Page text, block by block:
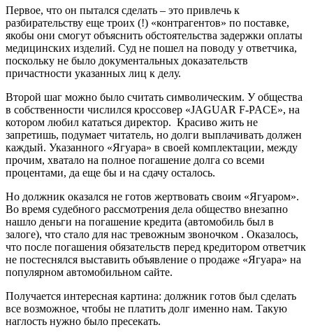
Первое, что он пытался сделать – это привлечь к
разбирательству еще троих (!) «контрагентов» по поставке,
якобы они смогут объяснить обстоятельства задержки оплаты
медицинских изделий. Суд не пошел на поводу у ответчика,
поскольку не было документальных доказательств
причастности указанных лиц к делу.
Второй шаг можно было считать символическим. У общества
в собственности числился кроссовер «JAGUAR F-PACE», на
котором любил кататься директор. Красиво жить не
запретишь, подумает читатель, но долги выплачивать должен
каждый. Указанного «Ягуара» в своей комплектации, между
прочим, хватало на полное погашение долга со всеми
процентами, да еще бы и на сдачу осталось.
Но должник оказался не готов жертвовать своим «Ягуаром».
Во время судебного рассмотрения дела общество внезапно
нашло деньги на погашение кредита (автомобиль был в
залоге), что стало для нас тревожным звоночком . Оказалось,
что после погашения обязательств перед кредитором ответчик
не постеснялся выставить объявление о продаже «Ягуара» на
популярном автомобильном сайте.
Получается интересная картина: должник готов был сделать
все возможное, чтобы не платить долг именно нам. Такую
наглость нужно было пресекать.